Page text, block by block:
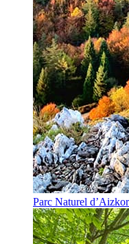
Parc Naturel